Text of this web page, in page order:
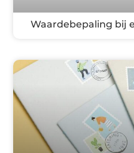
Waardebepaling bij